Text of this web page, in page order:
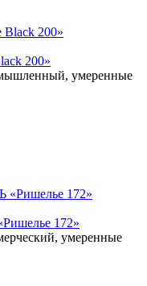
200»
умеренные
172»
умеренные